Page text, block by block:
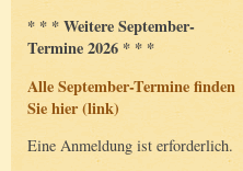
* * * Weitere September-
Termine 2026 * * *
Alle September-Termine finden
Sie hier (link)
Eine Anmeldung ist erforderlich.